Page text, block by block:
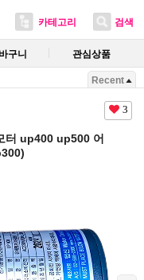
카테고리 검색
구니 관심상품
Recent
3
터 up400 up500 어